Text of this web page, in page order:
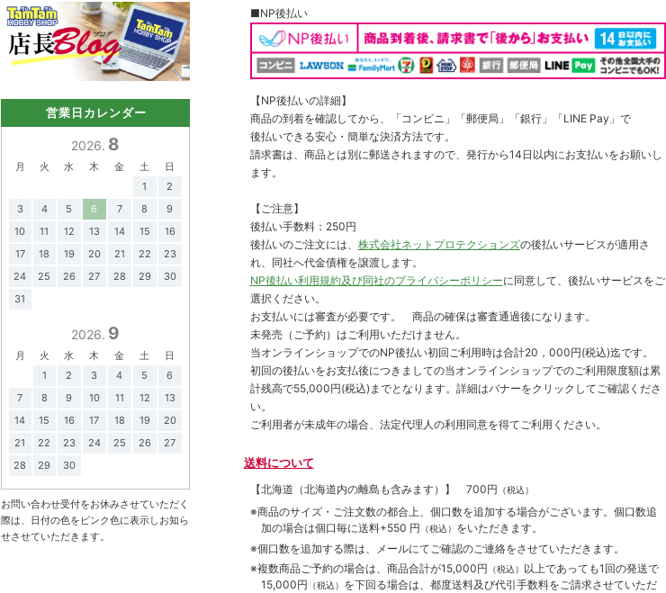
■NP後払い
【NP後払いの詳細】
商品の到着を確認してから、「コンビニ」「郵便局」「銀行」「LINE Pay」で
後払いできる安心・簡単な決済方法です。
請求書は、商品とは別に郵送されますので、発行から14日以内にお支払いをお願いし
ます。
【ご注意】
後払い手数料：250円
後払いのご注文には、 株式会社ネットプロテクションズの後払いサービスが適用さ
れ、同社へ代金債権を譲渡します。
NP後払い利用規約及び同社のプライバシーポリシーに同意して、後払いサービスをご
選択ください。
お支払いには審査が必要です。 商品の確保は審査通過後になります。
未発売（ご予約）はご利用いただけません。
当オンラインショップでのNP後払い初回ご利用時は合計20，000円(税込)迄です。
初回の後払いをお支払後につきましての当オンラインショップでのご利用限度額は累
計残高で55,000円(税込)までとなります。詳細はバナーをクリックしてご確認くださ
い。
ご利用者が未成年の場合、法定代理人の利用同意を得てご利用ください。
送料について
【北海道（北海道内の離島も含みます）】 700円 （税込）
※商品のサイズ・ご注文数の都合上、個口数を追加する場合がございます。個口数追
加の場合は個口毎に送料+550 円 （税込） をいただきます。
※個口数を追加する際は、メールにてご確認のご連絡をさせていただきます。
※複数商品ご予約の場合は、商品合計が15,000円 （税込） 以上であっても1回の発送で
15,000円 （税込） を下回る場合は、都度送料及び代引手数料をご請求させていただ
営業日カレンダー
2026. 8
月 火 水 木 金 土
日
1
2
3
4 5 6 7 8
9
10
11 12 13 14 15
16
17
18 19 20 21 22
23
24
25 26 27 28 29
30
31
2026. 9
月 火 水 木 金 土
日
1
2 3 4 5
6
7
8 9 10 11 12
13
14
15 16 17 18 19
20
21
22 23 24 25 26
27
28
29 30
お問い合わせ受付をお休みさせていただく
際は、日付の色をピンク色に表示しお知ら
せさせていただきます。